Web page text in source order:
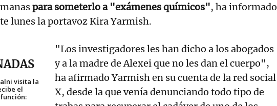
para someterlo a "exámenes químicos", ha informado
lunes la portavoz Kira Yarmish.
visita la
el
"Los investigadores les han dicho a los abogados
y a la madre de Alexei que no les dan el cuerpo",
ha afirmado Yarmish en su cuenta de la red social
X, desde la que venía denunciando todo tipo de